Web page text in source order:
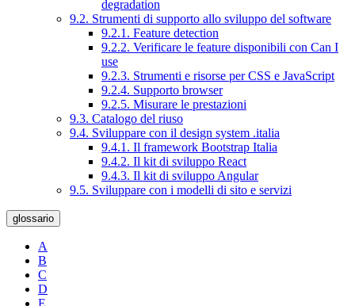
degradation
9.2. Strumenti di supporto allo sviluppo del software
9.2.1. Feature detection
9.2.2. Verificare le feature disponibili con Can I
use
9.2.3. Strumenti e risorse per CSS e JavaScript
9.2.4. Supporto browser
9.2.5. Misurare le prestazioni
9.3. Catalogo del riuso
9.4. Sviluppare con il design system .italia
9.4.1. Il framework Bootstrap Italia
9.4.2. Il kit di sviluppo React
9.4.3. Il kit di sviluppo Angular
9.5. Sviluppare con i modelli di sito e servizi
glossario
A
B
C
D
E